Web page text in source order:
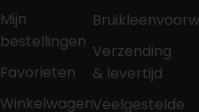
Mijn
bestellingen
Favorieten
Winkelwagen
Verzending
& levertijd
Veelgestelde